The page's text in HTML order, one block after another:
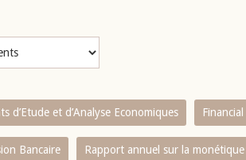
d’Etude et d’Analyse Economiques
Bancaire Rapport annuel sur la